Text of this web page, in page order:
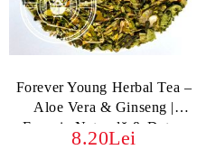
Forever Young Herbal Tea –
Aloe Vera & Ginseng |
Energie Naturală & Detox
8.20Lei